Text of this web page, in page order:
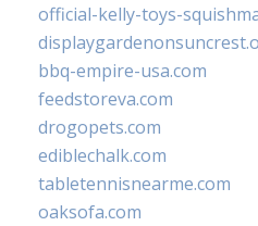
official-kelly-toys-
bbq-empire-usa.com
feedstoreva.com
drogopets.com
ediblechalk.com
tabletennisnearme.com
oaksofa.com